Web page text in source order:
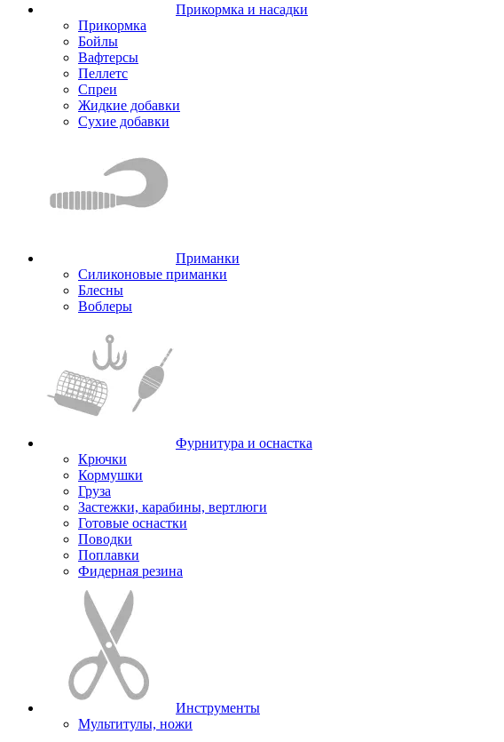
Прикормка и насадки
Прикормка
Бойлы
Вафтерсы
Пеллетс
Спреи
Жидкие добавки
Сухие добавки
Приманки
Силиконовые приманки
Блесны
Воблеры
Фурнитура и оснастка
Крючки
Кормушки
Груза
Застежки, карабины, вертлюги
Готовые оснастки
Поводки
Поплавки
Фидерная резина
Инструменты
Мультитулы, ножи